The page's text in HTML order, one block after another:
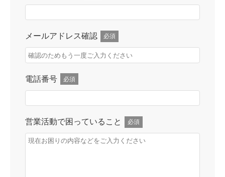
メールアドレス確認 必須
電話番号 必須
営業活動で困っていること 必須